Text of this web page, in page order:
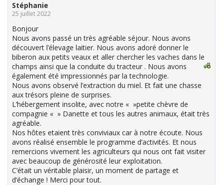
Stéphanie
25 juillet 2022
Bonjour
Nous avons passé un très agréable séjour. Nous avons
découvert l’élevage laitier. Nous avons adoré donner le
biberon aux petits veaux et aller chercher les vaches dans le
champs ainsi que la conduite du tracteur . Nous avons
également été impressionnés par la technologie.
Nous avons observé l’extraction du miel. Et fait une chasse
aux trésors pleine de surprises.
L’hébergement insolite, avec notre « »petite chèvre de
compagnie « » Danette et tous les autres animaux, était très
agréable.
Nos hôtes etaient très conviviaux car à notre écoute. Nous
avons réalisé ensemble le programme d’activités. Et nous
remercions vivement les agriculteurs qui nous ont fait visiter
avec beaucoup de générosité leur exploitation.
C’était un véritable plaisir, un moment de partage et
d’échange ! Merci pour tout.